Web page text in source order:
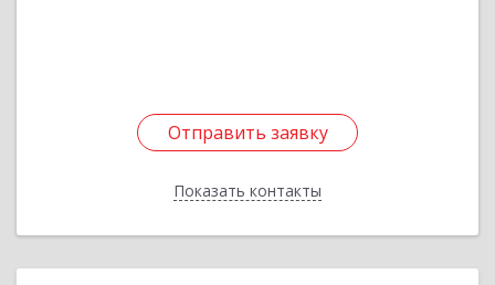
Отправить заявку
Показать контакты
Отправить заявку
Назад